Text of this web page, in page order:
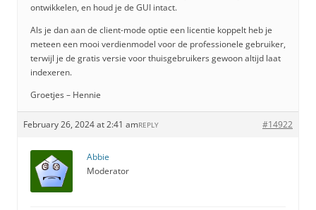
ontwikkelen, en houd je de GUI intact.
Als je dan aan de client-mode optie een licentie koppelt heb je
meteen een mooi verdienmodel voor de professionele gebruiker,
terwijl je de gratis versie voor thuisgebruikers gewoon altijd laat
indexeren.
Groetjes – Hennie
February 26, 2024 at 2:41 am #14922
REPLY
Abbie
Moderator